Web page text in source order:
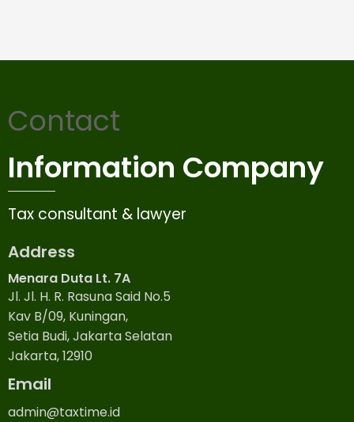
Contact
Information Company
Tax consultant & lawyer
Address
Menara Duta Lt. 7A
Jl. Jl. H. R. Rasuna Said No.5
Kav B/09, Kuningan,
Setia Budi, Jakarta Selatan
Jakarta, 12910
Email
admin@taxtime.id